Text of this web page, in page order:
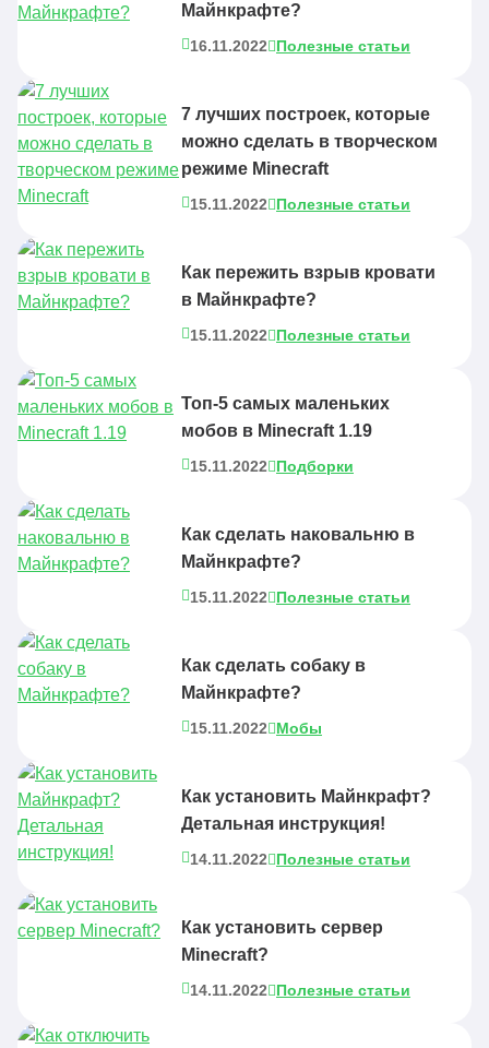
Майнкрафте?
16.11.2022 Полезные статьи
7 лучших построек, которые
можно сделать в творческом
режиме Minecraft
15.11.2022 Полезные статьи
Как пережить взрыв кровати
в Майнкрафте?
15.11.2022 Полезные статьи
Топ-5 самых маленьких
мобов в Minecraft 1.19
15.11.2022 Подборки
Как сделать наковальню в
Майнкрафте?
15.11.2022 Полезные статьи
Как сделать собаку в
Майнкрафте?
15.11.2022 Мобы
Как установить Майнкрафт?
Детальная инструкция!
14.11.2022 Полезные статьи
Как установить сервер
Minecraft?
14.11.2022 Полезные статьи